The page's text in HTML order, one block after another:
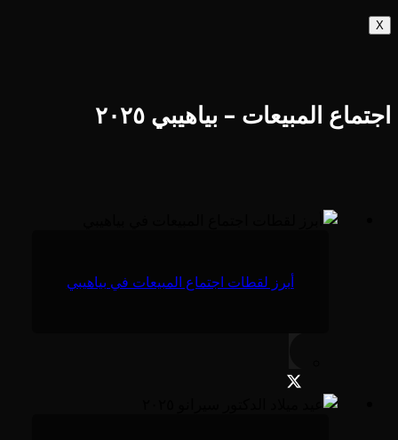
X
اجتماع المبيعات – بياهيبي ٢٠٢٥
أبرز لقطات اجتماع المبيعات في بياهيبي